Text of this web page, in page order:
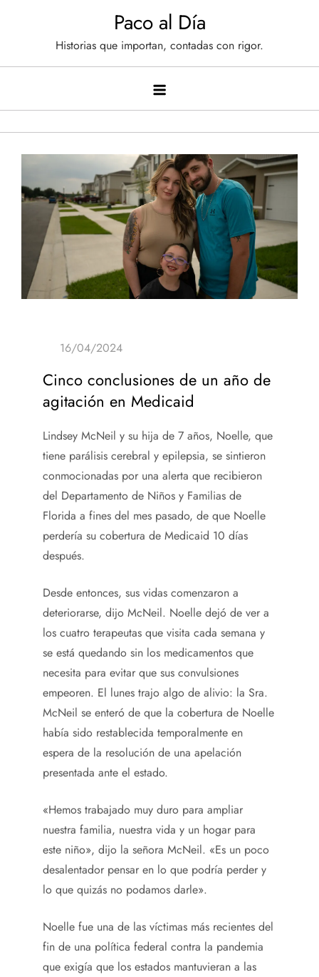
Paco al Día
Historias que importan, contadas con rigor.
Cinco conclusiones de un año de
agitación en Medicaid
Lindsey McNeil y su hija de 7 años, Noelle, que
tiene parálisis cerebral y epilepsia, se sintieron
conmocionadas por una alerta que recibieron
del Departamento de Niños y Familias de
Florida a fines del mes pasado, de que Noelle
perdería su cobertura de Medicaid 10 días
después.
Desde entonces, sus vidas comenzaron a
deteriorarse, dijo McNeil. Noelle dejó de ver a
los cuatro terapeutas que visita cada semana y
se está quedando sin los medicamentos que
necesita para evitar que sus convulsiones
empeoren. El lunes trajo algo de alivio: la Sra.
McNeil se enteró de que la cobertura de Noelle
había sido restablecida temporalmente en
espera de la resolución de una apelación
presentada ante el estado.
«Hemos trabajado muy duro para ampliar
nuestra familia, nuestra vida y un hogar para
este niño», dijo la señora McNeil. «Es un poco
desalentador pensar en lo que podría perder y
lo que quizás no podamos darle».
Noelle fue una de las víctimas más recientes del
fin de una política federal contra la pandemia
que exigía que los estados mantuvieran a las